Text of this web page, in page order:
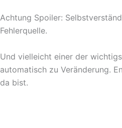
Achtung Spoiler:
Fehlerquelle.
Und vielleicht einer der
automatisch zu Veränderung.
da bist.